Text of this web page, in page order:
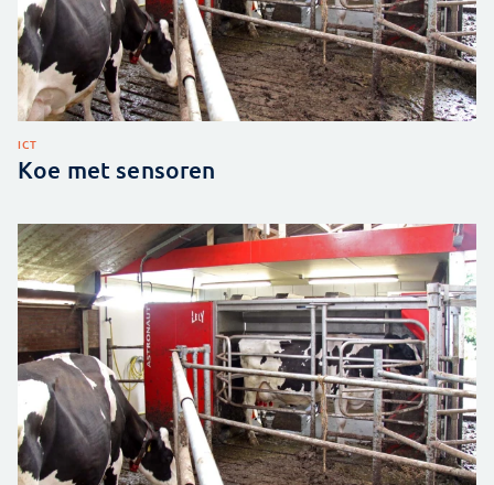
ICT
Koe met sensoren